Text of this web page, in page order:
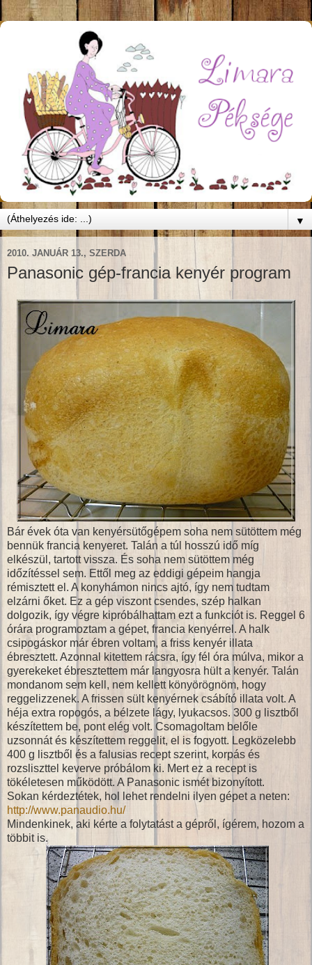
▼
2010. JANUÁR 13., SZERDA
Panasonic gép-francia kenyér program
Bár évek óta van kenyérsütőgépem soha nem sütöttem még
bennük francia kenyeret. Talán a túl hosszú idő míg
elkészül, tartott vissza. És soha nem sütöttem még
időzítéssel sem. Ettől meg az eddigi gépeim hangja
rémisztett el. A konyhámon nincs ajtó, így nem tudtam
elzárni őket. Ez a gép viszont csendes, szép halkan
dolgozik, így végre kipróbálhattam ezt a funkciót is. Reggel 6
órára programoztam a gépet, francia kenyérrel. A halk
csipogáskor már ébren voltam, a friss kenyér illata
ébresztett. Azonnal kitettem rácsra, így fél óra múlva, mikor a
gyerekeket ébresztettem már langyosra hült a kenyér. Talán
mondanom sem kell, nem kellett könyörögnöm, hogy
reggelizzenek. A frissen sült kenyérnek csábító illata volt. A
héja extra ropogós, a bélzete lágy, lyukacsos. 300 g lisztből
készítettem be, pont elég volt. Csomagoltam belőle
uzsonnát és készítettem reggelit, el is fogyott. Legközelebb
400 g lisztből és a falusias recept szerint, korpás és
rozsliszttel keverve próbálom ki. Mert ez a recept is
tökéletesen működött. A Panasonic ismét bizonyított.
Sokan kérdeztétek, hol lehet rendelni ilyen gépet a neten:
http://www.panaudio.hu/
Mindenkinek, aki kérte a folytatást a gépről, ígérem, hozom a
többit is.